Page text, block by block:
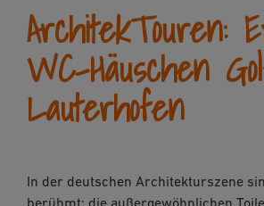
ArchitekTouren:
WC-Häuschen
Lauterhofen
In der deutschen Architekturszene